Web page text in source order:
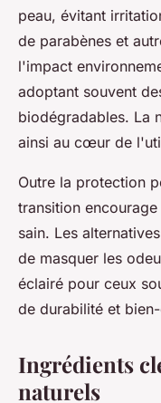
peau, évitant
de parabènes et
l'impact
adoptant souvent
biodégradables. La
ainsi au cœur de
Outre la protection
transition
sain. Les
de masquer les
éclairé pour ceux
de durabilité et
Ingrédients
naturels